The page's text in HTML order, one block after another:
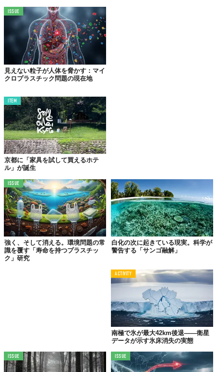
られたところから、エコサイコロジーが広まりました。
似て非なる、学問との違いを整理
「環境心理学」は、都市設計や空間デザインが人間に与える影響
を扱う分野で、「ディープエコロジー」は自然と人間の絶対的な
平等を掲げる思想です。かたや、エコサイコロジーは、
や感情レベルで自然との関係を問い直す、実践的なアプローチな
のです。
都会生活の中で失われている「自然との関係性」
スマホに夢中な生活、騒音に囲まれた空間、時間に追われる日
常……。こうした環境では、自然と接する余白がなくなっていく
もの。私たちは自然と切り離されることで、心のリズムや感覚を
見失ってしまうことがあります。エコサイコロジーは、そんな日
常に潜む「違和感」に名前を与えてくれる存在ともいえます。
自然との「つながり」が
私たちに与えるもの
自然との接点が減っていくことは、私たちの感覚や心の状態に大
きな影響を及ぼします。科学的な裏付けも交えながら、その意味
五感の感度が落ちていく日常に、自然の不在がある
ビルに囲まれた街のなかでは、風や木の匂い、鳥の声といった自
然の刺激が極端に少なくなります。感覚が一方向に偏ることで、
感情の幅も狭まり、情報過多による疲労やストレスが蓄積されや
すくなるのです。
ISSUE
見えない粒子が人体を脅かす：マイ
クロプラスチック問題の現在地
ITEM
京都に「家具を試して買えるホテ
ル」が誕生
ISSUE
強く、そして消える。環境問題の常
識を覆す「寿命を持つプラスチッ
ク」研究
白化の次に起きている現実。科学が
警告する「サンゴ融解」
ACTIVITY
南極で氷が最大42km後退——衛星
データが示す氷床消失の実態
ISSUE ISSUE